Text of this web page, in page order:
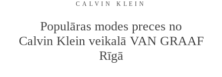
CALVIN KLEIN
Populāras modes preces no
Calvin Kleinveikalā VAN GRAAF
Rīgā